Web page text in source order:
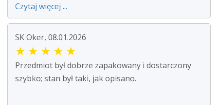
Czytaj więcej ...
SK Oker, 08.01.2026
★ ★ ★ ★ ★
Przedmiot był dobrze zapakowany i dostarczony
szybko; stan był taki, jak opisano.